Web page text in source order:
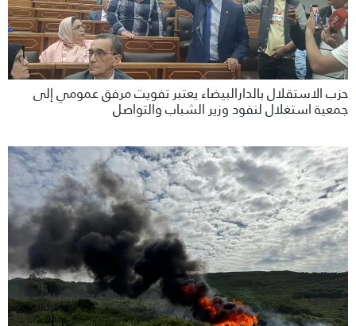
حزب الاستقلال بالدارالبيضاء يعتبر تفويت مرفق عمومي إلى
جمعية استغلال لنفود وزير الشباب والتواصل